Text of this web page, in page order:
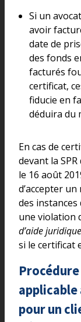
Si un
avoir
date de
des fonds
facturés
certificat,
fiducie en
déduira du
En cas de
devant la
le 16 août
d’accepter
des instances
une violation
d’aide juridique
si le certificat
applicable
pour un